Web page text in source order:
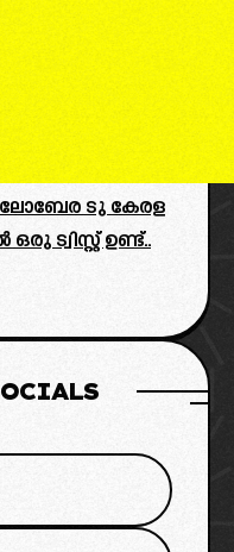
ടു കേരള
ട്വിസ്റ്റ്‌ ഉണ്ട്..